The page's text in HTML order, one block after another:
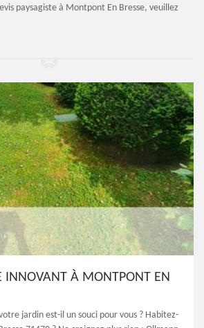
paysagiste à Montpont En Bresse, veuillez
INNOVANT À MONTPONT EN
jardin est-il un souci pour vous ? Habitez-